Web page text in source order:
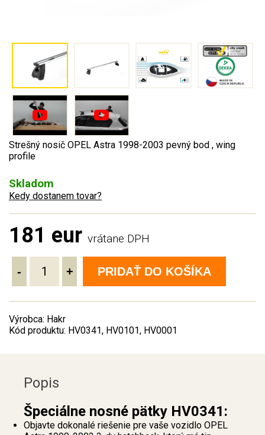
Strešný nosič OPEL Astra 1998-2003 pevný bod , wing
profile
Skladom
Kedy dostanem tovar?
181 eur vrátane DPH
- + PRIDAŤ DO KOŠÍKA
Výrobca: Hakr
Kód produktu: HV0341, HV0101, HV0001
Popis
Špeciálne nosné pätky HV0341:
Objavte dokonalé riešenie pre vaše vozidlo OPEL